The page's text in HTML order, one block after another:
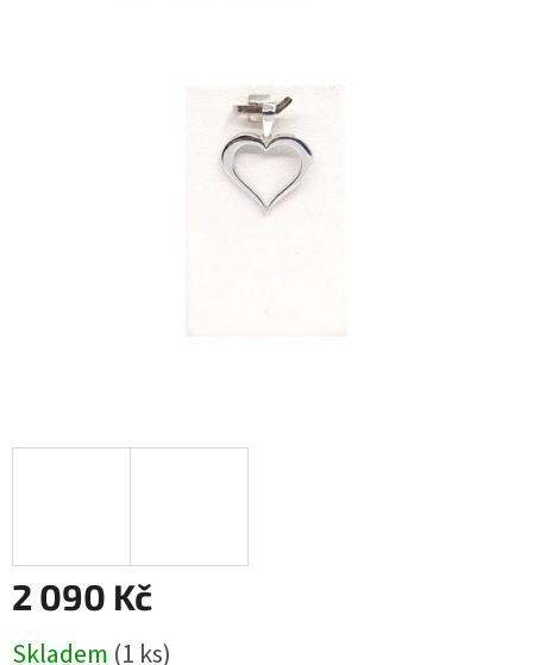
2 090 Kč
cena:
Skladem (1 ks)